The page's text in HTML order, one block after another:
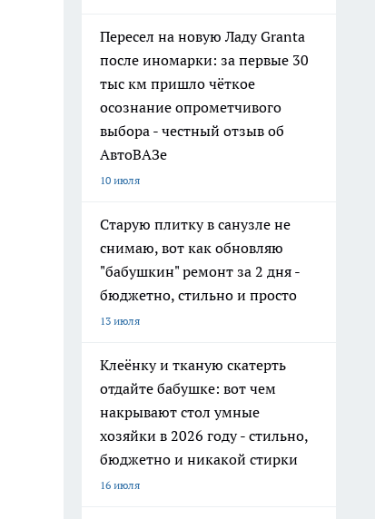
Пересел на новую Ладу Granta
после иномарки: за первые 30
тыс км пришло чёткое
осознание опрометчивого
выбора - честный отзыв об
АвтоВАЗе
10 июля
Старую плитку в санузле не
снимаю, вот как обновляю
"бабушкин" ремонт за 2 дня -
бюджетно, стильно и просто
13 июля
Клеёнку и тканую скатерть
отдайте бабушке: вот чем
накрывают стол умные
хозяйки в 2026 году - стильно,
бюджетно и никакой стирки
16 июля